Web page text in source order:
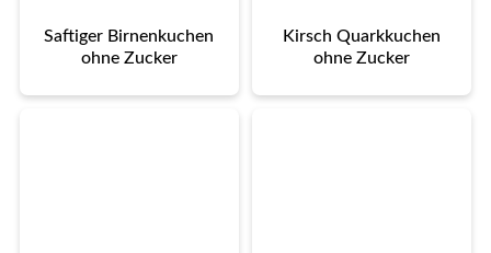
Saftiger Birnenkuchen
ohne Zucker
Kirsch Quarkkuchen
ohne Zucker